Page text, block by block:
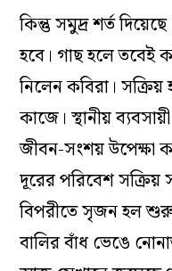
কিন্তু সমুদ্র শর্ত
হবে। গাছ হলে তবেই
নিলেন কবিরা।
কাজে। স্থানীয়
জীবন-সংশয় উপেক্ষা
দূরের পরিবেশ সক্রিয়
বিপরীতে সৃজন হল
বালির বাঁধ ভেঙে